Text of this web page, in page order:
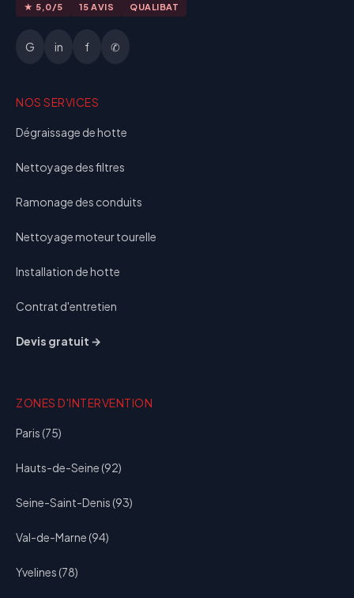
★ 5,0/5 15 AVIS QUALIBAT
G in f ✆
NOS SERVICES
Dégraissage de hotte
Nettoyage des filtres
Ramonage des conduits
Nettoyage moteur tourelle
Installation de hotte
Contrat d'entretien
Devis gratuit →
ZONES D'INTERVENTION
Paris (75)
Hauts-de-Seine (92)
Seine-Saint-Denis (93)
Val-de-Marne (94)
Yvelines (78)